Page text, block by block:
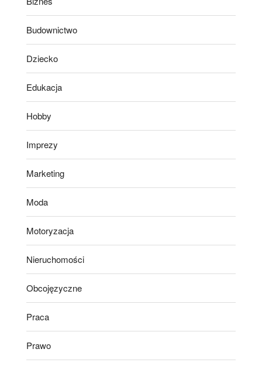
Budownictwo
Dziecko
Edukacja
Hobby
Imprezy
Marketing
Moda
Motoryzacja
Nieruchomości
Obcojęzyczne
Praca
Prawo